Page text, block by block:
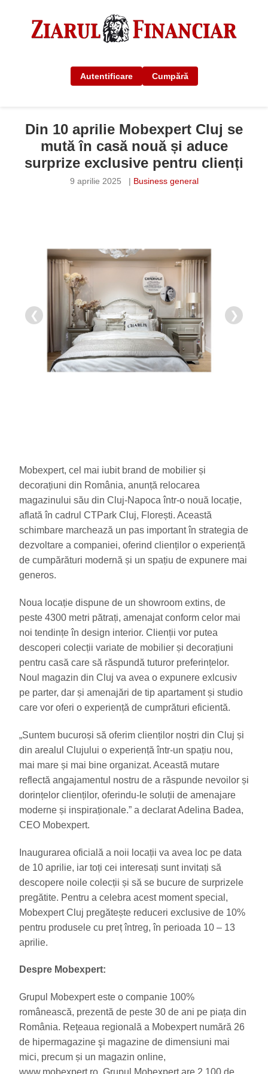
Autentificare Cumpără
Din 10 aprilie Mobexpert Cluj se
mută în casă nouă și aduce
surprize exclusive pentru clienți
9 aprilie 2025 | Business general
❮ ❯
Mobexpert, cel mai iubit brand de mobilier și
decorațiuni din România, anunță relocarea
magazinului său din Cluj-Napoca într-o nouă locație,
aflată în cadrul CTPark Cluj, Florești. Această
schimbare marchează un pas important în strategia de
dezvoltare a companiei, oferind clienților o experiență
de cumpărături modernă și un spațiu de expunere mai
generos.
Noua locație dispune de un showroom extins, de
peste 4300 metri pătrați, amenajat conform celor mai
noi tendințe în design interior. Clienții vor putea
descoperi colecții variate de mobilier și decorațiuni
pentru casă care să răspundă tuturor preferințelor.
Noul magazin din Cluj va avea o expunere exlcusiv
pe parter, dar și amenajări de tip apartament și studio
care vor oferi o experiență de cumprături eficientă.
„Suntem bucuroși să oferim clienților noștri din Cluj și
din arealul Clujului o experiență într-un spațiu nou,
mai mare și mai bine organizat. Această mutare
reflectă angajamentul nostru de a răspunde nevoilor și
dorințelor clienților, oferindu-le soluții de amenajare
moderne și inspiraționale.” a declarat Adelina Badea,
CEO Mobexpert.
Inaugurarea oficială a noii locații va avea loc pe data
de 10 aprilie, iar toți cei interesați sunt invitați să
descopere noile colecții și să se bucure de surprizele
pregătite. Pentru a celebra acest moment special,
Mobexpert Cluj pregătește reduceri exclusive de 10%
pentru produsele cu preț întreg, în perioada 10 – 13
aprilie.
Despre Mobexpert:
Grupul Mobexpert este o companie 100%
românească, prezentă de peste 30 de ani pe piața din
România. Reţeaua regională a Mobexpert numără 26
de hipermagazine şi magazine de dimensiuni mai
mici, precum și un magazin online,